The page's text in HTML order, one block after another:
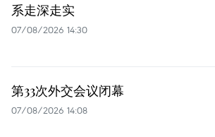
系走深走实
07/08/2026 14:30
第33次外交会议闭幕
07/08/2026 14:08